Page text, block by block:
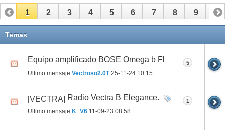
1 2 3 4 5 6 7 8 9 10
11
Temas
Equipo amplificado BOSE Omega b Fl
Último mensaje Vectroso2.0T25-11-24 10:15
5
[VECTRA] Radio Vectra B Elegance.
Último mensaje K_V6 11-09-23 08:58
1